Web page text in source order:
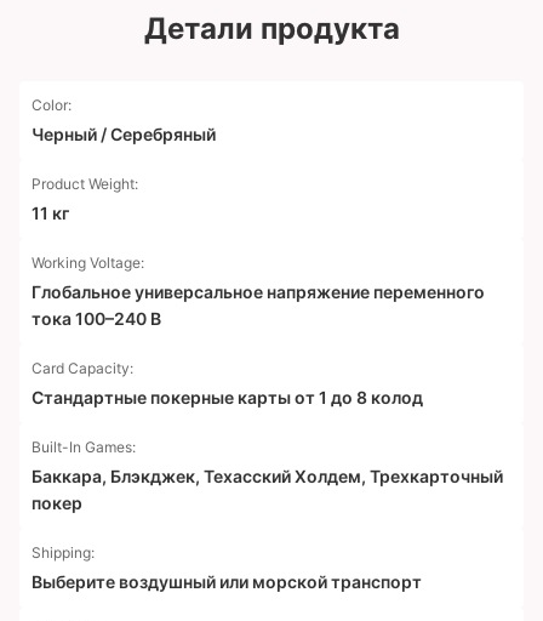
Детали продукта
Color:
Черный / Серебряный
Product Weight:
11 кг
Working Voltage:
Глобальное универсальное напряжение переменного
тока 100–240 В
Card Capacity:
Стандартные покерные карты от 1 до 8 колод
Built-In Games:
Баккара, Блэкджек, Техасский Холдем, Трехкарточный
покер
Shipping:
Выберите воздушный или морской транспорт